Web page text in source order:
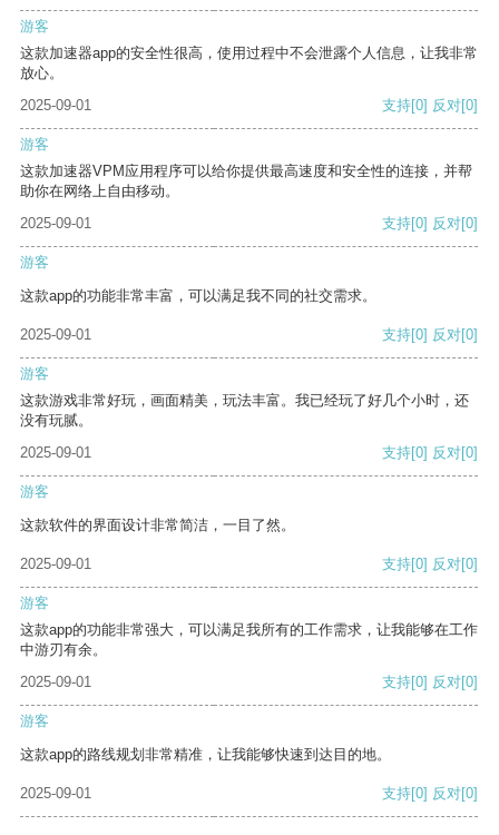
游客
这款加速器app的安全性很高，使用过程中不会泄露个人信息，让我非常
放心。
2025-09-01
支持[0] 反对[0]
游客
这款加速器VPM应用程序可以给你提供最高速度和安全性的连接，并帮
助你在网络上自由移动。
2025-09-01
支持[0] 反对[0]
游客
这款app的功能非常丰富，可以满足我不同的社交需求。
2025-09-01 支持[0] 反对[0]
游客
这款游戏非常好玩，画面精美，玩法丰富。我已经玩了好几个小时，还
没有玩腻。
2025-09-01
支持[0] 反对[0]
游客
这款软件的界面设计非常简洁，一目了然。
2025-09-01 支持[0] 反对[0]
游客
这款app的功能非常强大，可以满足我所有的工作需求，让我能够在工作
中游刃有余。
2025-09-01
支持[0] 反对[0]
游客
这款app的路线规划非常精准，让我能够快速到达目的地。
2025-09-01 支持[0] 反对[0]